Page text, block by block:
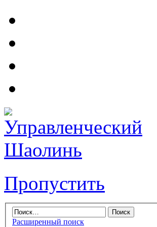
Пропустить
Расширенный поиск